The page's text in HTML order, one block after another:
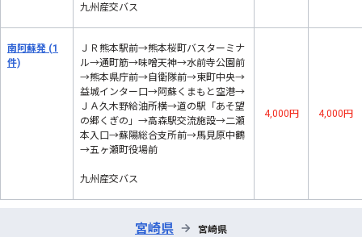
九州産交バス
南阿蘇発 (1
件)
ＪＲ熊本駅前→熊本桜町バスターミナ
ル→通町筋→味噌天神→水前寺公園前
→熊本県庁前→自衛隊前→東町中央→
益城インター口→阿蘇くまもと空港→
ＪＡ久木野給油所横→道の駅「あそ望
の郷くぎの」→高森駅交流施設→二瀬
本入口→蘇陽総合支所前→馬見原中鶴
→五ヶ瀬町役場前
九州産交バス
4,000円 4,000円
宮崎県 → 宮崎県